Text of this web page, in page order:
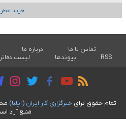
خرید عطر
تماس با ما درباره ما
RSS
پیوندها لیست دفاتر
تمام حقوق برای خبرگزاری کار ايران (ايلنا)
منبع آزاد